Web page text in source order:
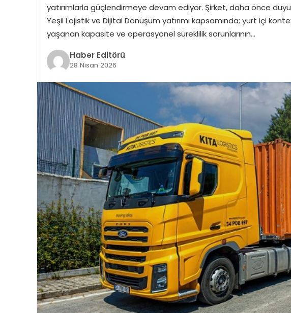
yatırımlarla güçlendirmeye devam ediyor. Şirket, daha önce
Yeşil Lojistik ve Dijital Dönüşüm yatırımı kapsamında; yurt içi
yaşanan kapasite ve operasyonel süreklilik sorunlarının…
Haber Editörü
28 Nisan 2026